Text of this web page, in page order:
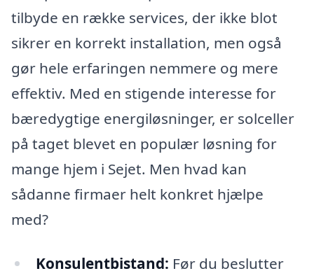
tilbyde en række services, der ikke blot
sikrer en korrekt installation, men også
gør hele erfaringen nemmere og mere
effektiv. Med en stigende interesse for
bæredygtige energiløsninger, er solceller
på taget blevet en populær løsning for
mange hjem i Sejet. Men hvad kan
sådanne firmaer helt konkret hjælpe
med?
Konsulentbistand: Før du beslutter